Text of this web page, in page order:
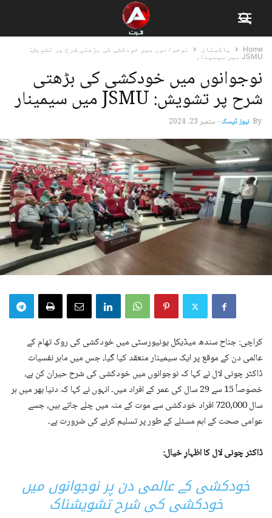
Home پاکستان
نوجوانوں میں خودکشی کی بڑھتی شرح پر تشویش:
JSMU میں سیمینار
نوجوانوں میں خودکشی کی بڑھتی
شرح پر تشویش: JSMU میں سیمینار
By نیوز ڈیسک-ستمبر 23, 2024
کراچی: جناح سندھ میڈیکل یونیورسٹی میں خودکشی کی روک تھام کے
عالمی دن کے موقع پر ایک سیمینار منعقد کیا گیا، جس میں ماہر نفسیات
ڈاکٹر چونی لال نے کہا کہ نوجوانوں میں خودکشی کی شرح حیران کن ہے،
خصوصاً 15 سے 29 سال کی عمر کے افراد میں۔ انہوں نے کہا کہ دنیا بھر میں ہر
سال 720,000 افراد خودکشی سے موت کے منہ میں چلے جاتے ہیں، جسے
عوامی صحت کے اہم مسئلے کے طور پر تسلیم کرنے کی ضرورت ہے۔
ڈاکٹر چونی لال کا اظہارِ خیال:
خودکشی کے عالمی دن پر نوجوانوں میں
خودکشی کی شرح تشویشناک